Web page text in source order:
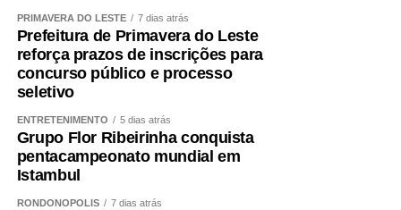
PRIMAVERA DO LESTE 7 dias atrás
Prefeitura de Primavera do Leste
reforça prazos de inscrições para
concurso público e processo
seletivo
ENTRETENIMENTO 5 dias atrás
Grupo Flor Ribeirinha conquista
pentacampeonato mundial em
Istambul
RONDONÓPOLIS 7 dias atrás